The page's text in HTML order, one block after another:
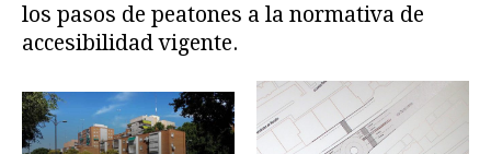
los pasos de peatones a la normativa de
accesibilidad vigente.